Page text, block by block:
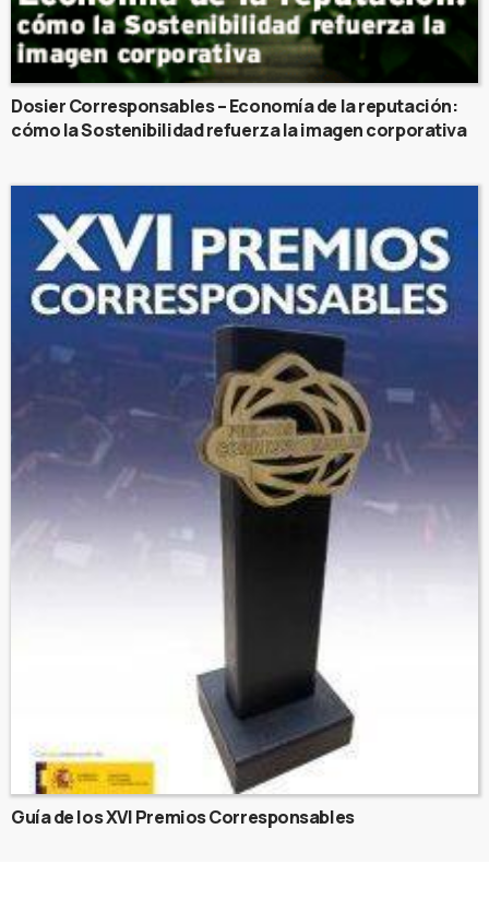
Dosier Corresponsables – Economía de la reputación:
cómo la Sostenibilidad refuerza la imagen corporativa
Guía de los XVI Premios Corresponsables